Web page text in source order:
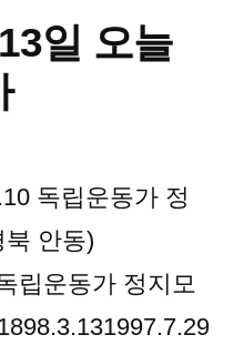
일 오늘
독립운동가 정
안동)
립운동가 정지모